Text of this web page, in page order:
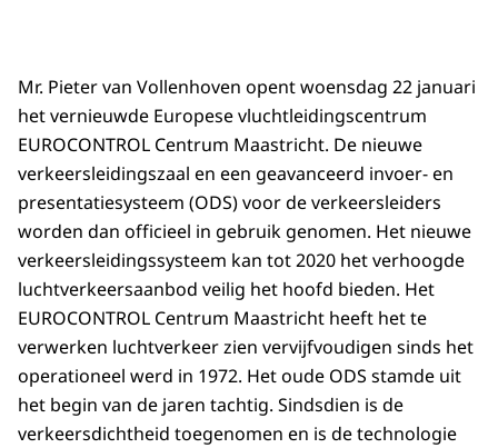
Mr. Pieter van Vollenhoven opent woensdag 22 januari
het vernieuwde Europese vluchtleidingscentrum
EUROCONTROL Centrum Maastricht. De nieuwe
verkeersleidingszaal en een geavanceerd invoer- en
presentatiesysteem (ODS) voor de verkeersleiders
worden dan officieel in gebruik genomen. Het nieuwe
verkeersleidingssysteem kan tot 2020 het verhoogde
luchtverkeersaanbod veilig het hoofd bieden. Het
EUROCONTROL Centrum Maastricht heeft het te
verwerken luchtverkeer zien vervijfvoudigen sinds het
operationeel werd in 1972. Het oude ODS stamde uit
het begin van de jaren tachtig. Sindsdien is de
verkeersdichtheid toegenomen en is de technologie